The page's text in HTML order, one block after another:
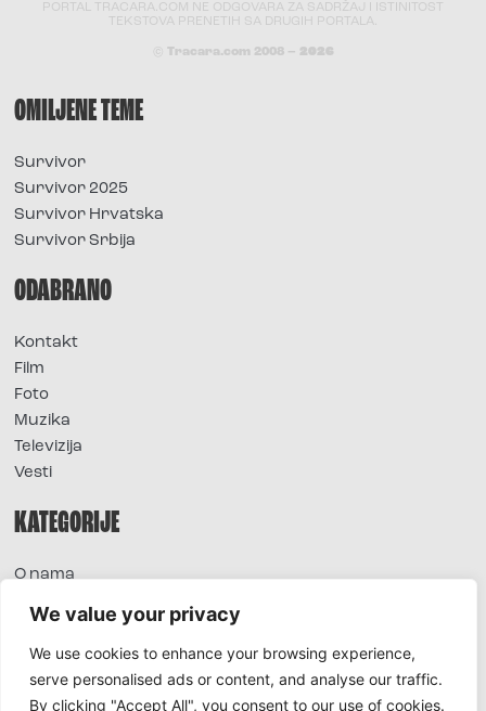
We value your privacy
We use cookies to enhance your browsing experience,
serve personalised ads or content, and analyse our traffic.
By clicking "Accept All", you consent to our use of cookies.
PORTAL TRACARA.COM NE ODGOVARA ZA SADRŽAJ I ISTINITOST
TEKSTOVA PRENETIH SA DRUGIH PORTALA.
© Tracara.com 2008 – 2026
OMILJENE TEME
Survivor
Survivor 2025
Survivor Hrvatska
Survivor Srbija
ODABRANO
Kontakt
Film
Foto
Muzika
Televizija
Vesti
KATEGORIJE
O nama
Extra
Foto
Moda
TV